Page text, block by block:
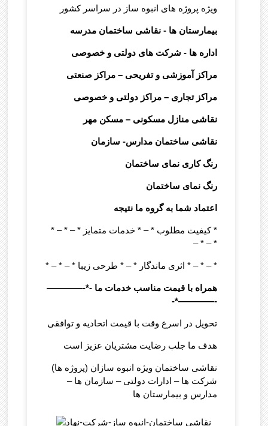
ویژه پروژه های انبوه ساز در سراسر کشور
بیمارستان ها - نقاشی ساختمان مدرسه
اداره ها - شرکت های دولتی و خصوصی
مراکز آموزشی و تفریحی – مراکز صنعتی
مراکز تجاری – مراکز دولتی و خصوصی
نقاشی منازل مسکونی – مسکن مهر
نقاشی ساختمان مدارس- سازمان
رنگ کاری نمای ساختمان
رنگ نمای ساختمان
اعتماد شما به گروه ما نتیجه
* – * – * کیفیت مطلوب * – * خدمات متمایز *
– * – *
* – * – * اثری ماندگار * – * طرحی زیبا * – * – *
————-*- همراه با قیمت مناسب خدمات ما
-*————-
تحویل در اسرع وقت با قیمت اتحادیه و توافقی
هدف ما جلب رضایت مشتریان عزیز است
نقاشی ساختمان ویژه انبوه سازان (پروژه ها)
شرکت ها – ادارات دولتی – سازمان ها –
مدارس و بیمارستان ها